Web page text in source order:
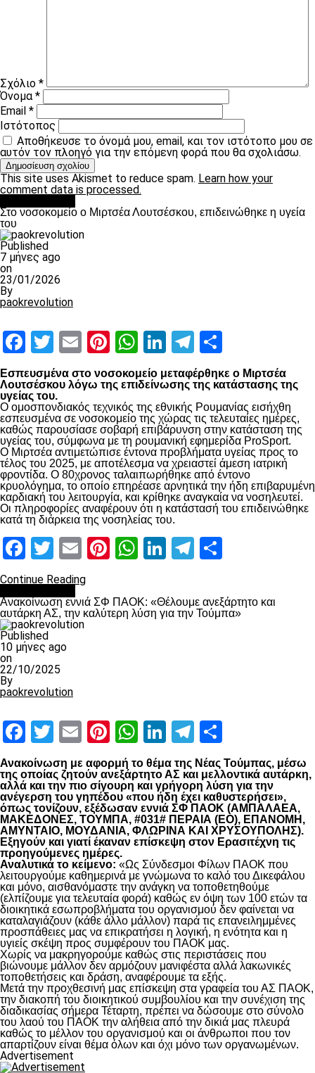
Σχόλιο *
Όνομα*
Email *
Ιστότοπος
Αποθήκευσε το όνομά μου, email, και τον ιστότοπο μου σε
αυτόν τον πλοηγό για την επόμενη φορά που θα σχολιάσω.
This site uses Akismet to reduce spam. Learn how your
comment data is processed.
Στο νοσοκομείο ο Μιρτσέα Λουτσέσκου, επιδεινώθηκε η υγεία
του
Published
7 μήνες ago
on
23/01/2026
By
paokrevolution
Facebook
Twitter
EmailPinterest
WhatsApp
LinkedIn
Telegram
Εσπευσμένα στο νοσοκομείο μεταφέρθηκε ο Μιρτσέα
Λουτσέσκου λόγω της επιδείνωσης της κατάστασης της
υγείας του.
Ο ομοσπονδιακός τεχνικός της εθνικής Ρουμανίας εισήχθη
εσπευσμένα σε νοσοκομείο της χώρας τις τελευταίες ημέρες,
καθώς παρουσίασε σοβαρή επιβάρυνση στην κατάσταση της
υγείας του, σύμφωνα με τη ρουμανική εφημερίδα ProSport.
Ο Μιρτσέα αντιμετώπισε έντονα προβλήματα υγείας προς το
τέλος του 2025, με αποτέλεσμα να χρειαστεί άμεση ιατρική
φροντίδα. Ο 80χρονος ταλαιπωρήθηκε από έντονο
κρυολόγημα, το οποίο επηρέασε αρνητικά την ήδη επιβαρυμένη
καρδιακή του λειτουργία, και κρίθηκε αναγκαία να νοσηλευτεί.
Οι πληροφορίες αναφέρουν ότι η κατάστασή του επιδεινώθηκε
κατά τη διάρκεια της νοσηλείας του.
Facebook
Twitter
EmailPinterest
WhatsApp
LinkedIn
Telegram
Continue Reading
Ανακοίνωση εννιά ΣΦ ΠΑΟΚ: «Θέλουμε ανεξάρτητο και
αυτάρκη ΑΣ, την καλύτερη λύση για την Τούμπα»
Published
10 μήνες ago
on
22/10/2025
By
paokrevolution
Facebook
Twitter
EmailPinterest
WhatsApp
LinkedIn
Telegram
Ανακοίνωση με αφορμή το θέμα της Νέας Τούμπας, μέσω
της οποίας ζητούν ανεξάρτητο ΑΣ και μελλοντικά αυτάρκη,
αλλά και την πιο σίγουρη και γρήγορη λύση για την
ανέγερση του γηπέδου «που ήδη έχει καθυστερήσει»,
όπως τονίζουν, εξέδωσαν εννιά ΣΦ ΠΑΟΚ (ΑΜΠΑΛΑΕΑ,
ΜΑΚΕΔΟΝΕΣ, ΤΟΥΜΠΑ, #031# ΠΕΡΑΙΑ (ΕΟ), ΕΠΑΝΟΜΗ,
ΑΜΥΝΤΑΙΟ, ΜΟΥΔΑΝΙΑ, ΦΛΩΡΙΝΑ ΚΑΙ ΧΡΥΣΟΥΠΟΛΗΣ).
Εξηγούν και γιατί έκαναν επίσκεψη στον Ερασιτέχνη τις
προηγούμενες ημέρες.
Αναλυτικά το κείμενο: «Ως Σύνδεσμοι Φίλων ΠΑΟΚ που
λειτουργούμε καθημερινά με γνώμωνα το καλό του Δικεφάλου
και μόνο, αισθανόμαστε την ανάγκη να τοποθετηθούμε
(ελπίζουμε για τελευταία φορά) καθώς εν όψη των 100 ετών τα
διοικητικά εσωπροβλήματα του οργανισμού δεν φαίνεται να
καταλαγιάζουν (κάθε άλλο μάλλον) παρά τις επανειλημμένες
προσπάθειες μας να επικρατήσει η λογική, η ενότητα και η
υγιείς σκέψη προς συμφέρουν του ΠΑΟΚ μας.
Χωρίς να μακρηγορούμε καθώς στις περιστάσεις που
βιώνουμε μάλλον δεν αρμόζουν μανιφέστα αλλά λακωνικές
τοποθετήσεις και δράση, αναφέρουμε τα εξής.
Μετά την προχθεσινή μας επίσκεψη στα γραφεία του ΑΣ ΠΑΟΚ,
την διακοπή του διοικητικού συμβουλίου και την συνέχιση της
διαδικασίας σήμερα Τέταρτη, πρέπει να δώσουμε στο σύνολο
του λαού του ΠΑΟΚ την αλήθεια από την δικιά μας πλευρά
καθώς το μέλλον του οργανισμού και οι άνθρωποι που τον
απαρτίζουν είναι θέμα όλων και όχι μόνο των οργανωμένων.
Advertisement